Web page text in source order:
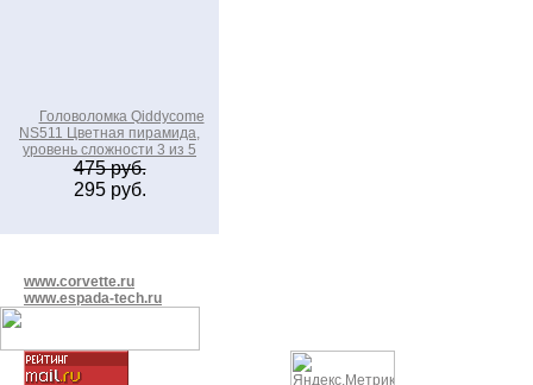
Головоломка Qiddycome
NS511 Цветная пирамида,
уровень сложности 3 из 5
475 руб.
295 руб.
www.corvette.ru
www.espada-tech.ru